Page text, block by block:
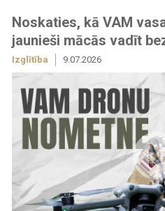
Noskaties, kā VAM
jaunieši mācās vadīt
Izglītība 9.07.2026